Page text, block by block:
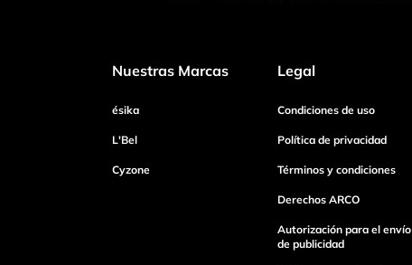
Escribe un comentario
Nuestras Marcas
ésika
L'Bel
Cyzone
Legal
Condiciones de uso
Política de privacidad
Términos y condiciones
Derechos ARCO
Autorización para el envío
de publicidad